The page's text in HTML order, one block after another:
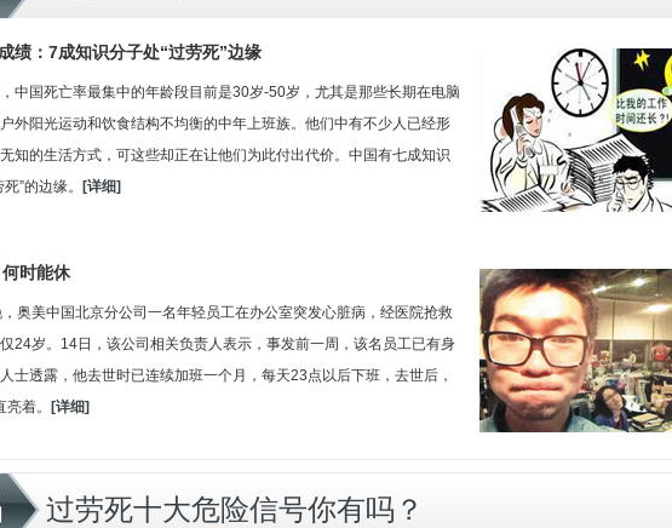
绩：7成知识分子处“过劳死”边缘
中国死亡率最集中的年龄段目前是30岁-50岁，尤其是那些长期在电脑
外阳光运动和饮食结构不均衡的中年上班族。他们中有不少人已经形
知的生活方式，可这些却正在让他们为此付出代价。中国有七成知识
”的边缘。
[详细]
时能休
奥美中国北京分公司一名年轻员工在办公室突发心脏病，经医院抢救
24岁。14日，该公司相关负责人表示，事发前一周，该名员工已有身
士透露，他去世时已连续加班一个月，每天23点以后下班，去世后，
着。
[详细]
过劳死十大危险信号你有吗？